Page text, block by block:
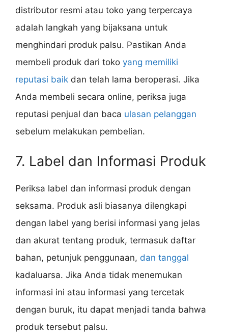
distributor resmi atau toko yang terpercaya
adalah langkah yang bijaksana untuk
menghindari produk palsu. Pastikan Anda
membeli produk dari toko yang memiliki
reputasi baik dan telah lama beroperasi. Jika
Anda membeli secara online, periksa juga
reputasi penjual dan baca ulasan pelanggan
sebelum melakukan pembelian.
7. Label dan Informasi Produk
Periksa label dan informasi produk dengan
seksama. Produk asli biasanya dilengkapi
dengan label yang berisi informasi yang jelas
dan akurat tentang produk, termasuk daftar
bahan, petunjuk penggunaan, dan tanggal
kadaluarsa. Jika Anda tidak menemukan
informasi ini atau informasi yang tercetak
dengan buruk, itu dapat menjadi tanda bahwa
produk tersebut palsu.